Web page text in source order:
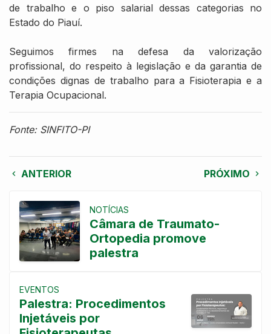
de trabalho e o piso salarial dessas categorias no
Estado do Piauí.
Seguimos firmes na defesa da valorização
profissional, do respeito à legislação e da garantia de
condições dignas de trabalho para a Fisioterapia e a
Terapia Ocupacional.
Fonte: SINFITO-PI
ANTERIOR PRÓXIMO
NOTÍCIAS
Câmara de Traumato-
Ortopedia promove
palestra
EVENTOS
Palestra: Procedimentos
Injetáveis por